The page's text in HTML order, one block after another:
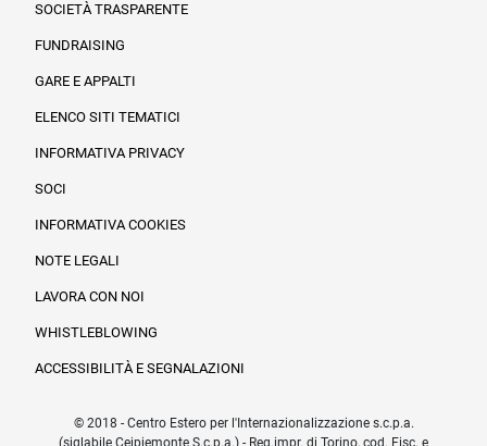
SOCIETÀ TRASPARENTE
FUNDRAISING
GARE E APPALTI
ELENCO SITI TEMATICI
INFORMATIVA PRIVACY
SOCI
INFORMATIVA COOKIES
NOTE LEGALI
LAVORA CON NOI
WHISTLEBLOWING
ACCESSIBILITÀ E SEGNALAZIONI
© 2018 - Centro Estero per l'Internazionalizzazione s.c.p.a.